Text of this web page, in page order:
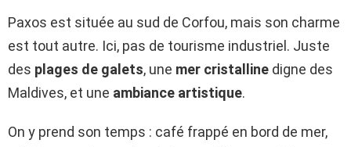
Paxos est située au sud de Corfou, mais son charme
est tout autre. Ici, pas de tourisme industriel. Juste
des plages de galets, une mer cristalline digne des
Maldives, et une ambiance artistique.
On y prend son temps : café frappé en bord de mer,